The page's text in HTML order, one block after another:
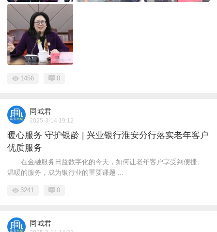
1456 0
同城君
2025-3-14 19:12
暖心服务 守护银龄 | 兴业银行淮安分行落实老年客户
优质服务
在金融服务日益数字化的今天，如何让老年客户享受到便捷、
温暖的服务，成为银行业的重要课题 ...
3241 0
同城君